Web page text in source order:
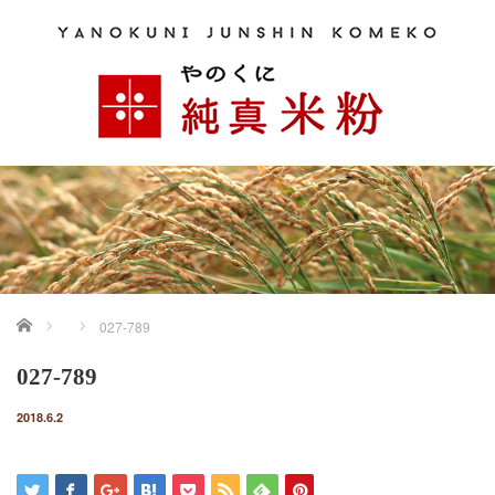
ホーム 027-789
027-789
2018.6.2